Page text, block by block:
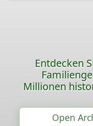
Entdecken
Millionen
Open